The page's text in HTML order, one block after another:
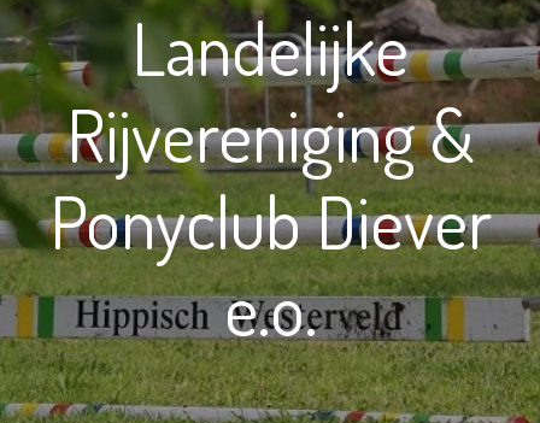
Landelijke
Rijvereniging &
Ponyclub Diever
e.o.